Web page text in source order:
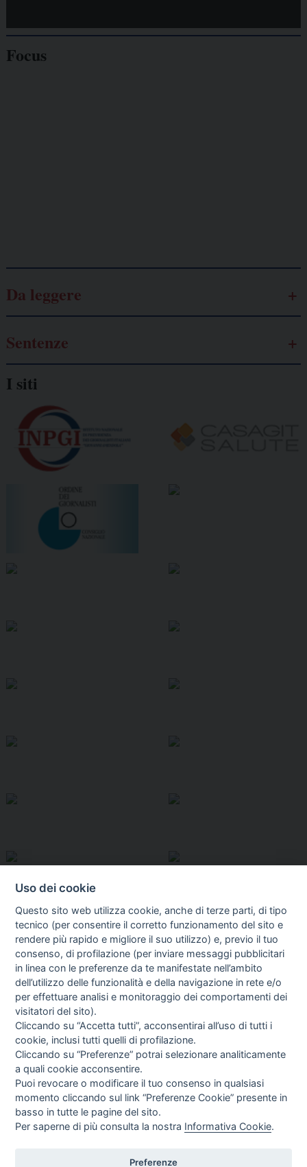
Focus
Da leggere
Sentenze
I siti
I libri Vedi tutti
Direttrice Responsabile: Alessandra Costante | Registrazione al Tribunale Civile
Uso dei cookie
Questo sito web utilizza cookie, anche di terze parti, di tipo
tecnico (per consentire il corretto funzionamento del sito e
rendere più rapido e migliore il suo utilizzo) e, previo il tuo
consenso, di profilazione (per inviare messaggi pubblicitari
in linea con le preferenze da te manifestate nell’ambito
dell’utilizzo delle funzionalità e della navigazione in rete e/o
per effettuare analisi e monitoraggio dei comportamenti dei
visitatori del sito).
Cliccando su “Accetta tutti”, acconsentirai all’uso di tutti i
cookie, inclusi tutti quelli di profilazione.
Cliccando su “Preferenze” potrai selezionare analiticamente
a quali cookie acconsentire.
Puoi revocare o modificare il tuo consenso in qualsiasi
momento cliccando sul link “Preferenze Cookie” presente in
basso in tutte le pagine del sito.
Per saperne di più consulta la nostra Informativa Cookie.
Preferenze